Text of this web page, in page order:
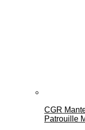
CGR
Patrouille